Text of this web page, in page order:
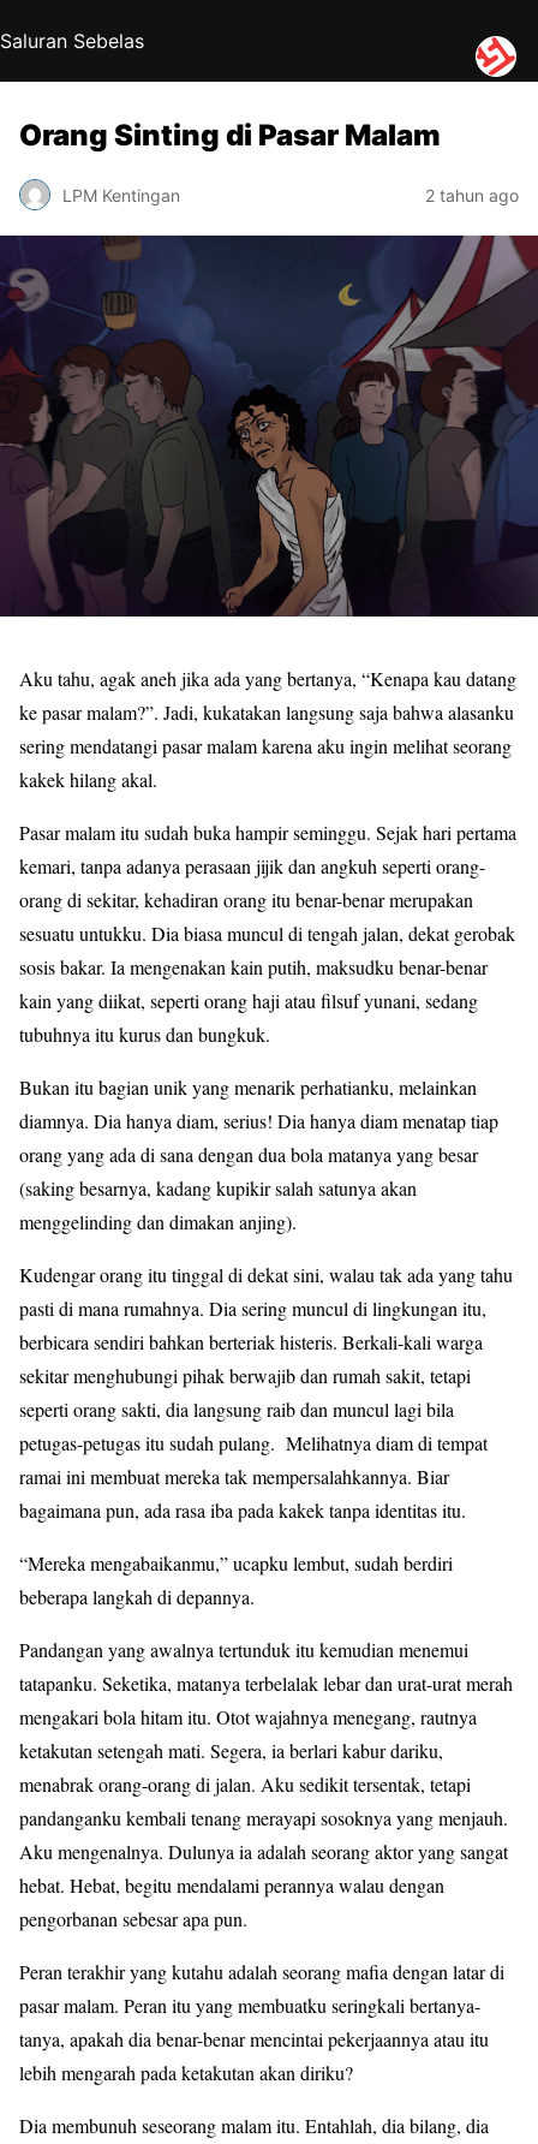
Saluran Sebelas
Orang Sinting di Pasar Malam
LPM Kentingan 2 tahun ago
Aku tahu, agak aneh jika ada yang bertanya, “Kenapa kau datang
ke pasar malam?”. Jadi, kukatakan langsung saja bahwa alasanku
sering mendatangi pasar malam karena aku ingin melihat seorang
kakek hilang akal.
Pasar malam itu sudah buka hampir seminggu. Sejak hari pertama
kemari, tanpa adanya perasaan jijik dan angkuh seperti orang-
orang di sekitar, kehadiran orang itu benar-benar merupakan
sesuatu untukku. Dia biasa muncul di tengah jalan, dekat gerobak
sosis bakar. Ia mengenakan kain putih, maksudku benar-benar
kain yang diikat, seperti orang haji atau filsuf yunani, sedang
tubuhnya itu kurus dan bungkuk.
Bukan itu bagian unik yang menarik perhatianku, melainkan
diamnya. Dia hanya diam, serius! Dia hanya diam menatap tiap
orang yang ada di sana dengan dua bola matanya yang besar
(saking besarnya, kadang kupikir salah satunya akan
menggelinding dan dimakan anjing).
Kudengar orang itu tinggal di dekat sini, walau tak ada yang tahu
pasti di mana rumahnya. Dia sering muncul di lingkungan itu,
berbicara sendiri bahkan berteriak histeris. Berkali-kali warga
sekitar menghubungi pihak berwajib dan rumah sakit, tetapi
seperti orang sakti, dia langsung raib dan muncul lagi bila
petugas-petugas itu sudah pulang. Melihatnya diam di tempat
ramai ini membuat mereka tak mempersalahkannya. Biar
bagaimana pun, ada rasa iba pada kakek tanpa identitas itu.
“Mereka mengabaikanmu,” ucapku lembut, sudah berdiri
beberapa langkah di depannya.
Pandangan yang awalnya tertunduk itu kemudian menemui
tatapanku. Seketika, matanya terbelalak lebar dan urat-urat merah
mengakari bola hitam itu. Otot wajahnya menegang, rautnya
ketakutan setengah mati. Segera, ia berlari kabur dariku,
menabrak orang-orang di jalan. Aku sedikit tersentak, tetapi
pandanganku kembali tenang merayapi sosoknya yang menjauh.
Aku mengenalnya. Dulunya ia adalah seorang aktor yang sangat
hebat. Hebat, begitu mendalami perannya walau dengan
pengorbanan sebesar apa pun.
Peran terakhir yang kutahu adalah seorang mafia dengan latar di
pasar malam. Peran itu yang membuatku seringkali bertanya-
tanya, apakah dia benar-benar mencintai pekerjaannya atau itu
lebih mengarah pada ketakutan akan diriku?
Dia membunuh seseorang malam itu. Entahlah, dia bilang, dia